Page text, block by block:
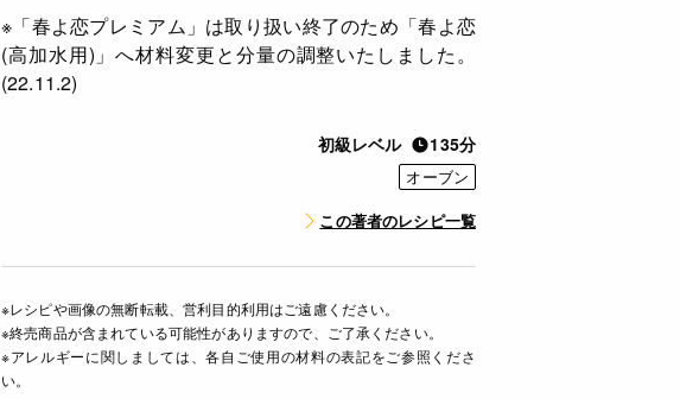
※「春よ恋プレミアム」は取り扱い終了のため「春よ恋
(高加水用)」へ材料変更と分量の調整いたしました。
(22.11.2)
初級レベル 135分
オーブン
この著者のレシピ一覧
※レシピや画像の無断転載、営利目的利用はご遠慮ください。
※終売商品が含まれている可能性がありますので、ご了承ください。
※アレルギーに関しましては、各自ご使用の材料の表記をご参照くださ
い。